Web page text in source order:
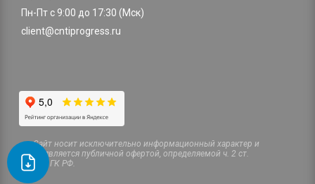
Пн-Пт с 9:00 до 17:30 (Мск)
client@cntiprogress.ru
Cайт носит исключительно информационный характер и
не является публичной офертой, определяемой ч. 2 ст.
437 ГК РФ.